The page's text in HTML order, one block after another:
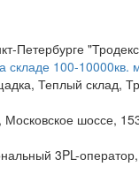
складе 100-10000кв.
Теплый склад,
шоссе,
3PL-